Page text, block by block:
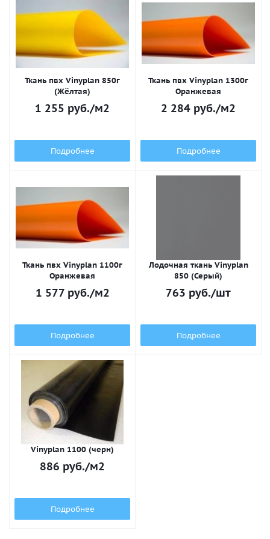
Ткань пвх Vinyplan 850г
(Жёлтая)
1 255 руб./м2
Подробнее
Ткань пвх Vinyplan 1300г
Оранжевая
2 284 руб./м2
Подробнее
Ткань пвх Vinyplan 1100г
Оранжевая
1 577руб./м2
Подробнее
Лодочная ткань Vinyplan
850 (Серый)
763 руб./шт
Подробнее
Vinyplan 1100 (черн)
886 руб./м2
Подробнее